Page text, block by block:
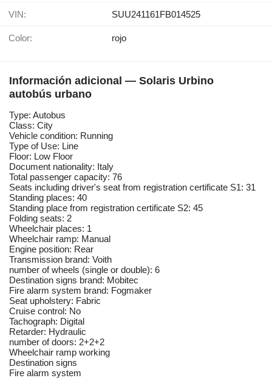
VIN: SUU241161FB014525
Color: rojo
Información adicional — Solaris Urbino
autobús urbano
Type: Autobus
Class: City
Vehicle condition: Running
Type of Use: Line
Floor: Low Floor
Document nationality: Italy
Total passenger capacity: 76
Seats including driver's seat from registration certificate S1: 31
Standing places: 40
Standing place from registration certificate S2: 45
Folding seats: 2
Wheelchair places: 1
Wheelchair ramp: Manual
Engine position: Rear
Transmission brand: Voith
number of wheels (single or double): 6
Destination signs brand: Mobitec
Fire alarm system brand: Fogmaker
Seat upholstery: Fabric
Cruise control: No
Tachograph: Digital
Retarder: Hydraulic
number of doors: 2+2+2
Wheelchair ramp working
Destination signs
Fire alarm system